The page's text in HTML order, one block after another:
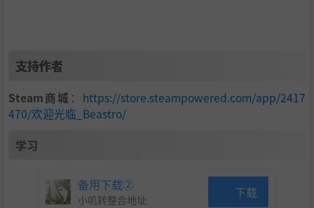
活用食材的独特效果，比如令敌人入睡，吹飞对手的牌等等
等等。不过千万当心，对手也有特殊能力，不小心的话，也
有可能被打个措手不及。
走进这场以食物为主题的奇幻冒险，用厨艺“食”现和平！
准备好下厨了吗？
解锁食物的神奇魔法吧。
支持作者
Steam商城 ： https://store.steampowered.com/app/2417
470/欢迎光临_Beastro/
学习
备用下载②
小叽转整合地址 下载